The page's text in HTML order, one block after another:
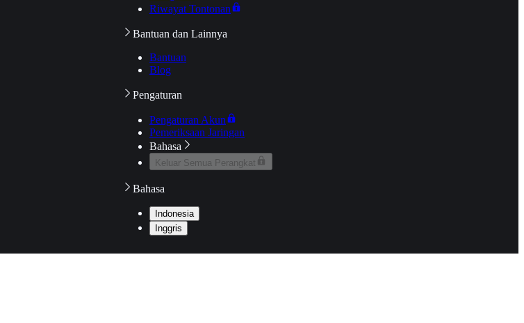
Riwayat Tontonan
Bantuan dan Lainnya
Bantuan
Blog
Pengaturan
Pengaturan Akun
Pemeriksaan Jaringan
Bahasa
Keluar Semua Perangkat
Bahasa
Indonesia
Inggris